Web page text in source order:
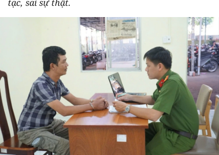
THẾ GIỚI
GIÁO DỤC
Y TẾ
KHOA HỌC - CÔNG NGHỆ
MÔI TRƯỜNG
BẠN ĐỌC
tạc, sai sự thật.